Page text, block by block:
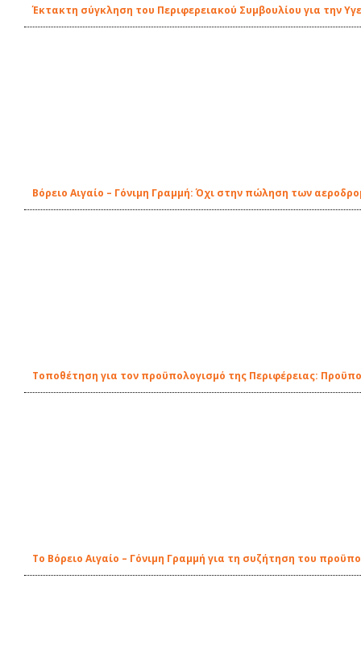
Έκτακτη σύγκληση του Περιφερειακού Συμβουλίου για την
Βόρειο Αιγαίο – Γόνιμη Γραμμή: Όχι στην πώληση των
Τοποθέτηση για τον προϋπολογισμό της Περιφέρειας:
To Βόρειο Αιγαίο – Γόνιμη Γραμμή για τη συζήτηση του